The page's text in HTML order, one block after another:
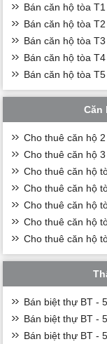
Bán căn hộ tòa
Bán căn hộ tòa
Bán căn hộ tòa
Bán căn hộ tòa
Bán căn hộ tòa
Căn
Cho thuê căn hộ
Cho thuê căn hộ
Cho thuê căn hộ
Cho thuê căn hộ
Cho thuê căn hộ
Cho thuê căn hộ
Cho thuê căn hộ
Bán biệt thự BT -
Bán biệt thự BT -
Bán biệt thự BT -